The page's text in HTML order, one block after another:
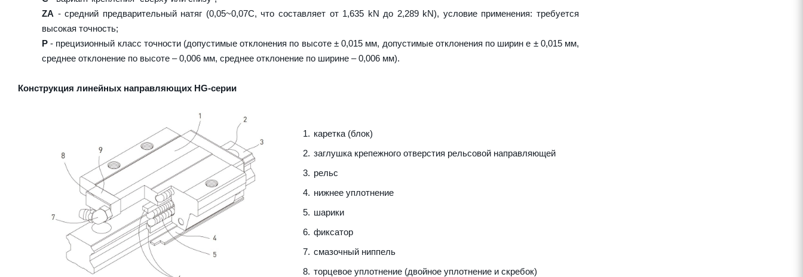
ZA - средний предварительный натяг (0,05~0,07C, что составляет от 1,635 kN до 2,289 kN), условие применения: требуется
высокая точность;
P - прецизионный класс точности (допустимые отклонения по высоте ± 0,015 мм, допустимые отклонения по ширин е ± 0,015 мм,
среднее отклонение по высоте – 0,006 мм, среднее отклонение по ширине – 0,006 мм).
Конструкция линейных направляющих HG-серии
каретка (блок)
заглушка крепежного отверстия рельсовой направляющей
рельс
нижнее уплотнение
шарики
фиксатор
смазочный ниппель
торцевое уплотнение (двойное уплотнение и скребок)